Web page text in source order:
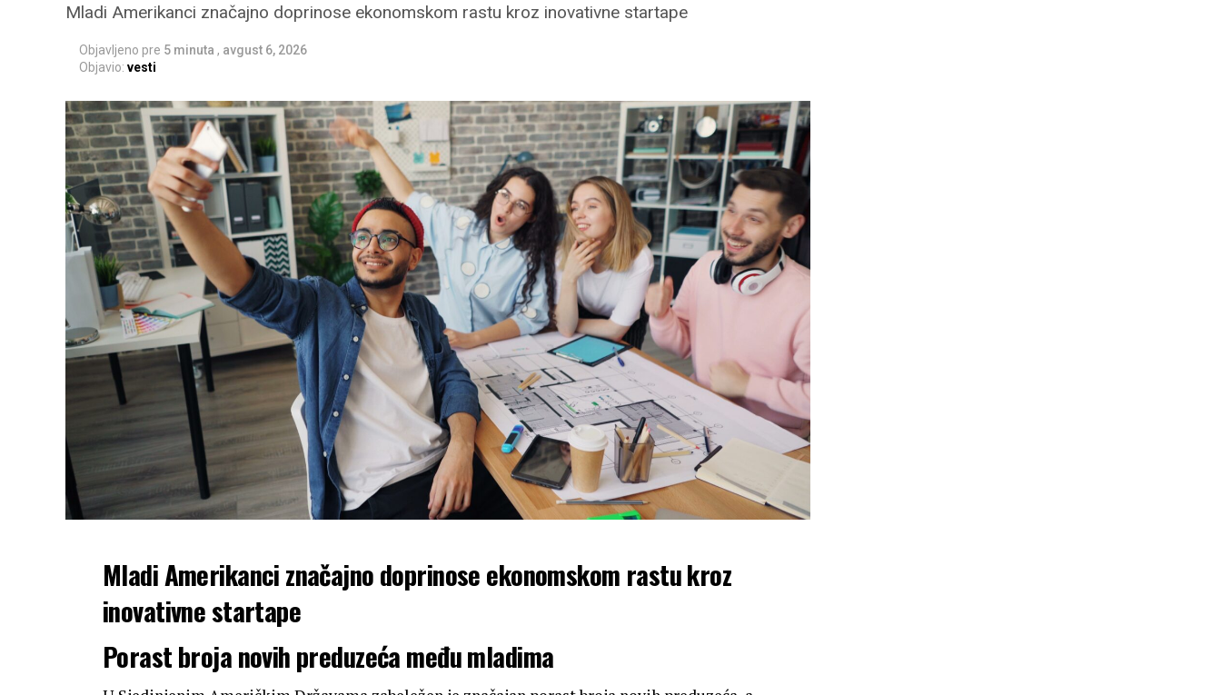
Mladi Amerikanci značajno doprinose ekonomskom rastu kroz inovativne startape
Objavljeno pre 5 minuta , avgust 6, 2026
Objavio: vesti
Mladi Amerikanci značajno doprinose ekonomskom rastu kroz
inovativne startape
Porast broja novih preduzeća među mladima